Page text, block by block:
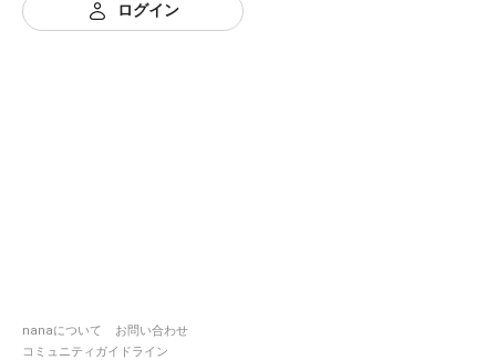
ログイン
nanaについて
お問い合わせ
コミュニティガイドライン